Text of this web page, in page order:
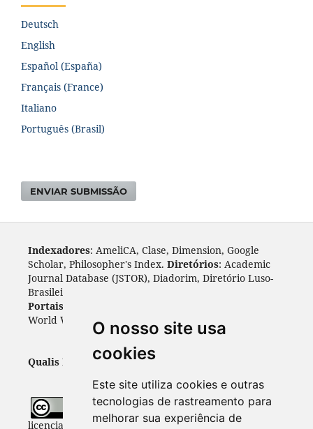
O nosso site usa
cookies
Este site utiliza cookies e outras
tecnologias de rastreamento para
melhorar sua experiência de
Deutsch
English
Español (España)
Français (France)
Italiano
Português (Brasil)
ENVIAR SUBMISSÃO
Indexadores: AmeliCA, Clase, Dimension, Google
Scholar, Philosopher's Index. Diretórios: Academic
Journal Database (JSTOR), Diadorim, Diretório Luso-
Brasileiro, DOAJ, Journal 4 free, ROAD, Socol@ar.
Portais
World Wide Science.
: Cite Factor, OAJI.
Qualis Periódicos - Capes: A1
Todo o conteúdo desta revista está
licenciado sob aLicençaInternacional Creative